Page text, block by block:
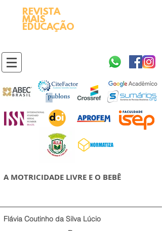
REVISTA
MAIS
EDUCAÇÃO
A MOTRICIDADE LIVRE E O BEBÊ
Flávia Coutinho da Silva Lúcio